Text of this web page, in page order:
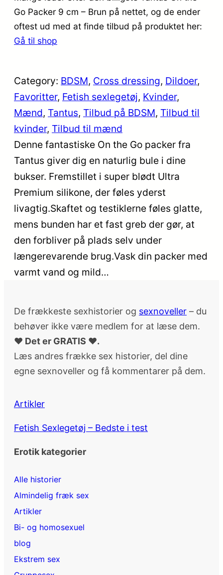
Go Packer 9 cm – Brun på nettet, og de ender
oftest ud med at finde tilbud på produktet her:
Gå til shop
Category: BDSM, Cross dressing, Dildoer
Favoritter, Fetish sexlegetøj, Kvinder
Mænd, Tantus, Tilbud på BDSM, Tilbud til
kvinder, Tilbud til mænd
Denne fantastiske On the Go packer fra
Tantus giver dig en naturlig bule i dine
bukser. Fremstillet i super blødt Ultra
Premium silikone, der føles yderst
livagtig.Skaftet og testiklerne føles glatte,
mens bunden har et fast greb der gør, at
den forbliver på plads selv under
længerevarende brug.Vask din packer med
varmt vand og mild…
De frækkeste sexhistorier og sexnoveller – du
behøver ikke være medlem for at læse dem.
♥ Det er GRATIS ♥.
Læs andres frække sex historier, del dine
egne sexnoveller og få kommentarer på dem.
Artikler
Fetish Sexlegetøj – Bedste i test
Erotik kategorier
Alle historier
Almindelig fræk sex
Artikler
Bi- og homosexuel
blog
Ekstrem sex